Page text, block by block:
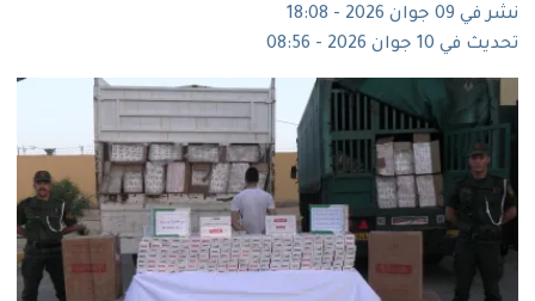
نشر في 09 جوان 2026 - 18:08
تحديث في 10 جوان 2026 - 08:56